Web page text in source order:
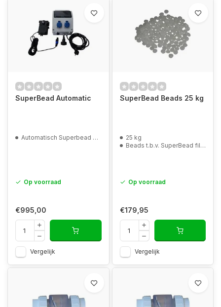
SuperBead Automatic
Automatisch Superbead Spoelen
Op voorraad
€995,00
Vergelijk
SuperBead Beads 25 kg
25 kg
Beads t.b.v. SuperBead filters
Op voorraad
€179,95
Vergelijk